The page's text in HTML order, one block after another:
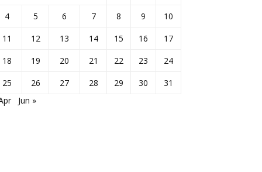
4
5 6 7 8 9
10
11
12 13 14 15 16
17
18
19 20 21 22 23
24
25
26 27 28 29 30
31
Jun »